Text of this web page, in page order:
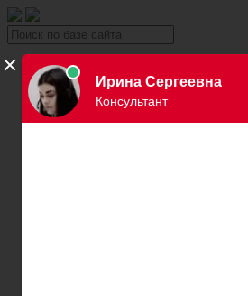
Уголовка
Уголовный юрист
Вина в уголовном праве